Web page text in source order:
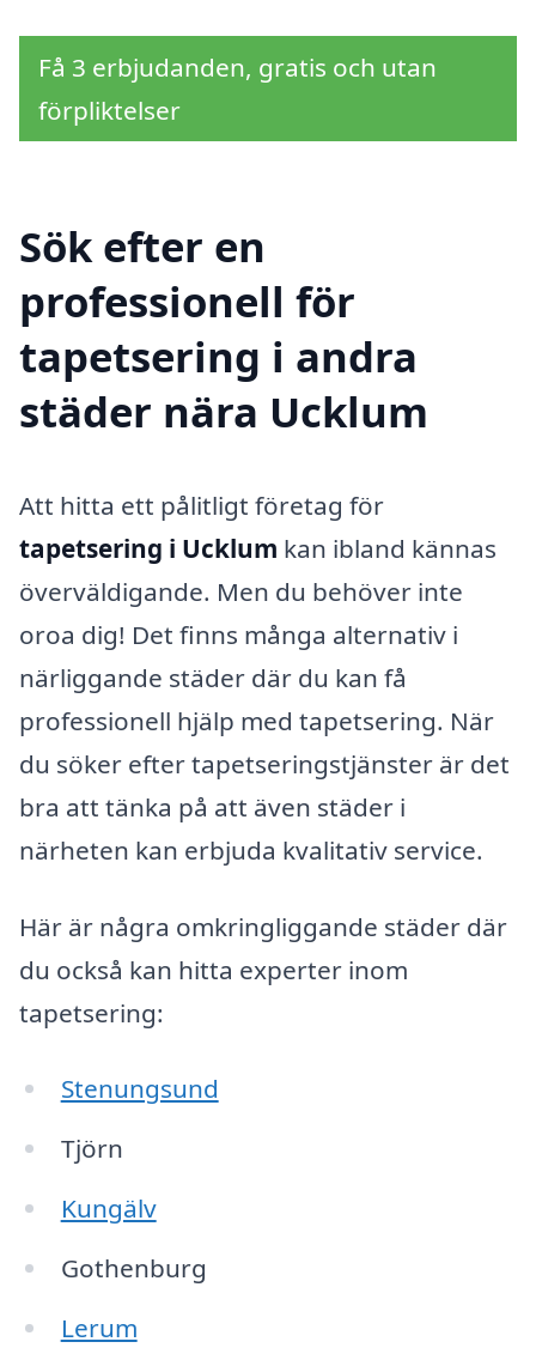
Få 3 erbjudanden, gratis och utan
förpliktelser
Sök efter en
professionell för
tapetsering i andra
städer nära Ucklum
Att hitta ett pålitligt företag för
tapetsering i Ucklum kan ibland kännas
överväldigande. Men du behöver inte
oroa dig! Det finns många alternativ i
närliggande städer där du kan få
professionell hjälp med tapetsering. När
du söker efter tapetseringstjänster är det
bra att tänka på att även städer i
närheten kan erbjuda kvalitativ service.
Här är några omkringliggande städer där
du också kan hitta experter inom
tapetsering:
Stenungsund
Tjörn
Kungälv
Gothenburg
Lerum